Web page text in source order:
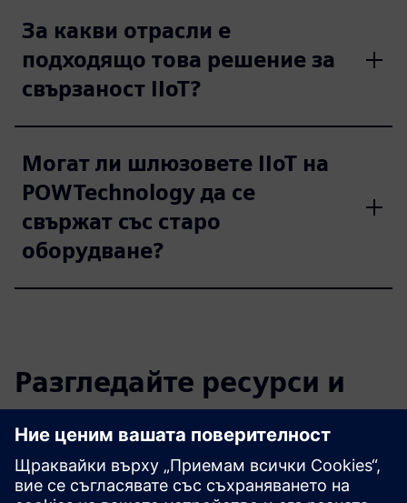
За какви отрасли е
подходящо това решение за
свързаност IIoT?
Могат ли шлюзовете IIoT на
POWTechnology да се
свържат със старо
оборудване?
Разгледайте ресурси и
свързани продукти
Допълнителна информация и